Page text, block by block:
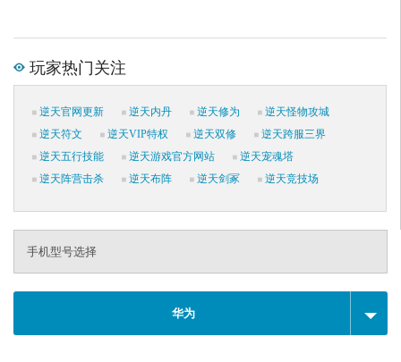
玩家热门关注
逆天官网更新 逆天内丹 逆天修为
逆天怪物攻城
逆天符文
逆天VIP特权 逆天双修
逆天跨服三界
逆天五行技能
逆天游戏官方网站
逆天宠魂塔
逆天阵营击杀
逆天布阵 逆天剑冢 逆天竞技场
手机型号选择
华为